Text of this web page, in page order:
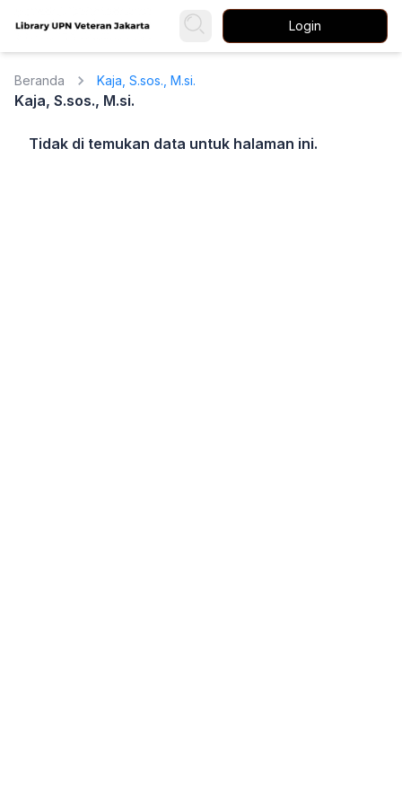
Login
Beranda Kaja, S.sos., M.si.
Kaja, S.sos., M.si.
Tidak di temukan data untuk halaman ini.